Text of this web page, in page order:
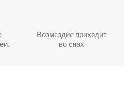
Возмездие приходит
во снах